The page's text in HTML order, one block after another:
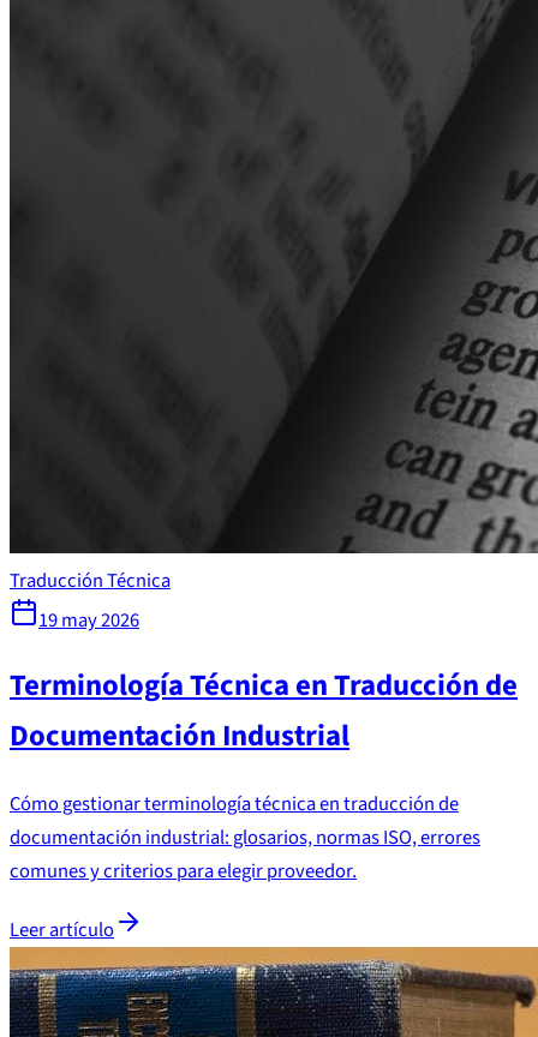
Traducción Técnica
19 may 2026
Terminología Técnica en Traducción de
Documentación Industrial
Cómo gestionar terminología técnica en traducción de
documentación industrial: glosarios, normas ISO, errores
comunes y criterios para elegir proveedor.
Leer artículo